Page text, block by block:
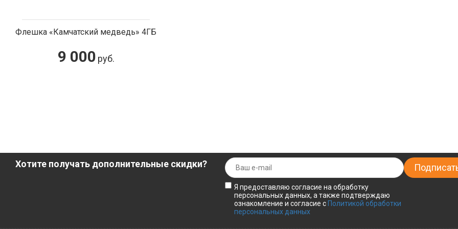
Флешка «Камчатский медведь» 4ГБ
9 000 руб.
Хотите получать дополнительные скидки?
Я предоставляю согласие на обработку
персональных данных, а также подтверждаю
ознакомление и согласие с Политикой обработки
персональных данных